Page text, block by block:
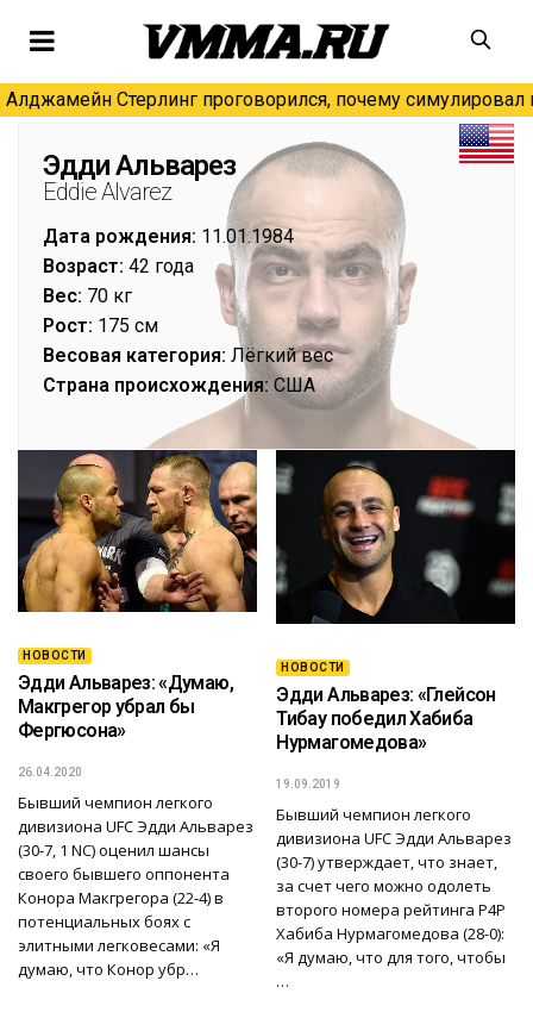
Алджамейн Стерлинг проговорился, почему симулировал
Эдди Альварез
Eddie Alvarez
Дата рождения: 11.01.1984
Возраст: 42 года
Вес: 70 кг
Рост: 175 см
Весовая категория: Лёгкий вес
Страна происхождения:США
НОВОСТИ
Эдди Альварез: «Думаю,
Макгрегор убрал бы
Фергюсона»
26.04.2020
Бывший чемпион легкого
дивизиона UFC Эдди Альварез
(30-7, 1 NC) оценил шансы
своего бывшего оппонента
Конора Макгрегора (22-4) в
потенциальных боях с
элитными легковесами: «Я
думаю, что Конор убр…
НОВОСТИ
Эдди Альварез: «Глейсон
Тибау победил Хабиба
Нурмагомедова»
19.09.2019
Бывший чемпион легкого
дивизиона UFC Эдди Альварез
(30-7) утверждает, что знает,
за счет чего можно одолеть
второго номера рейтинга P4P
Хабиба Нурмагомедова (28-0):
«Я думаю, что для того, чтобы
…